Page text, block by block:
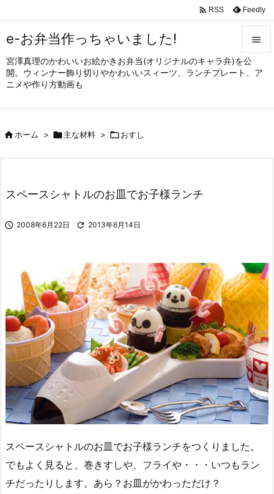
e-お弁当作っちゃいました!
宮澤真理のかわいいお絵かきお弁当(オリジナルのキャラ弁)を公
開。ウィンナー飾り切りやかわいいスィーツ、ランチプレート、ア
ニメや作り方動画も


メニュ
サイド

 RSS Feedly
ホーム > 主な材料 > おすし
スペースシャトルのお皿でお子様ランチ
 2008年6月22日  2013年6月14日
スペースシャトルのお皿でお子様ランチをつくりました。
でもよく見ると、巻きすしや、フライや・・・いつもラン
チだったりします。あら？お皿がかわっただけ？